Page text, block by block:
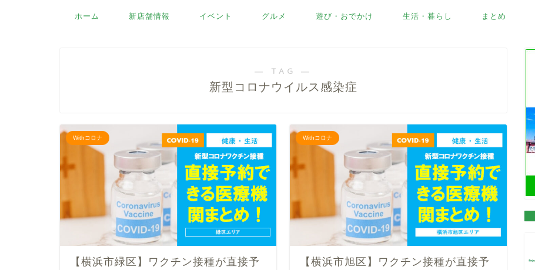
ホーム 新店舗情報 イベント グルメ 遊び・おでかけ 生活・暮らし まとめ
― TAG ―
新型コロナウイルス感染症
Withコロナ
【横浜市緑区】ワクチン接種が直接予
Withコロナ
【横浜市旭区】ワクチン接種が直接予